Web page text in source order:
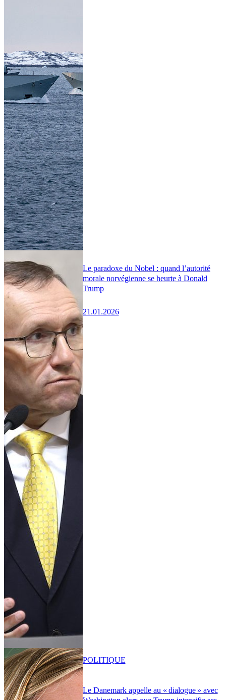
Le paradoxe du Nobel : quand l’autorité
morale norvégienne se heurte à Donald
Trump
21.01.2026
Le Danemark appelle au « dialogue » avec
POLITIQUE